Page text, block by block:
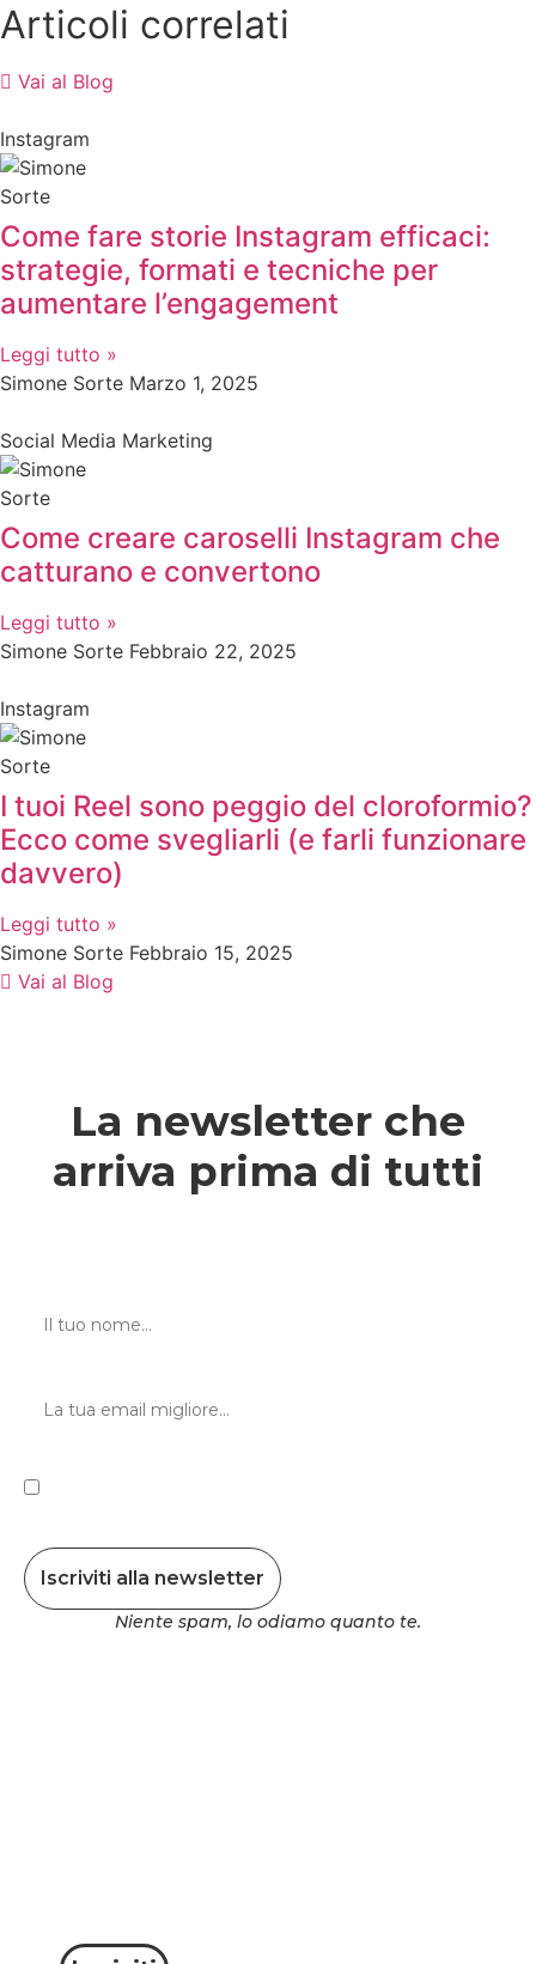
Articoli correlati
Vai al Blog
Instagram
Come fare storie Instagram efficaci:
strategie, formati e tecniche per
aumentare l’engagement
Leggi tutto »
Simone Sorte Marzo 1, 2025
Social Media Marketing
Come creare caroselli Instagram che
catturano e convertono
Leggi tutto »
Simone Sorte Febbraio 22, 2025
Instagram
I tuoi Reel sono peggio del cloroformio?
Ecco come svegliarli (e farli funzionare
davvero)
Leggi tutto »
Simone Sorte Febbraio 15, 2025
Vai al Blog
La newsletter che
arriva prima di tutti
Iscriviti alla newsletter
Niente spam, lo odiamo quanto te.